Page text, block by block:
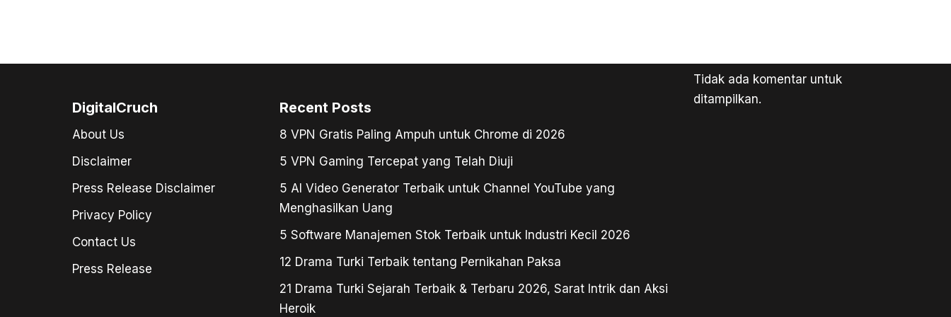
DigitalCruch
About Us
Disclaimer
Press Release Disclaimer
Privacy Policy
Contact Us
Press Release
Recent Posts
8 VPN Gratis Paling Ampuh untuk Chrome di 2026
5 VPN Gaming Tercepat yang Telah Diuji
5 AI Video Generator Terbaik untuk Channel YouTube yang
Menghasilkan Uang
5 Software Manajemen Stok Terbaik untuk Industri Kecil 2026
12 Drama Turki Terbaik tentang Pernikahan Paksa
21 Drama Turki Sejarah Terbaik & Terbaru 2026, Sarat Intrik dan Aksi
Heroik
Tidak ada komentar untuk
ditampilkan.